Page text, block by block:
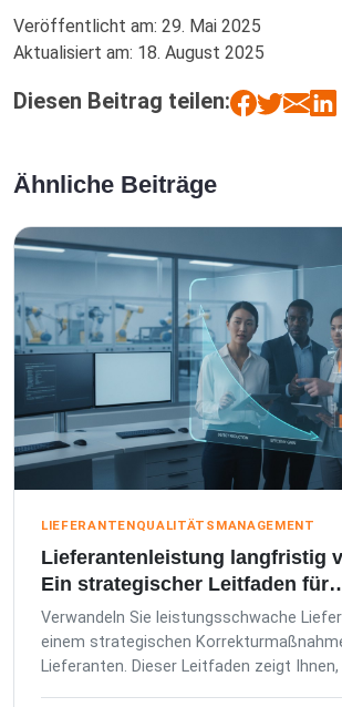
Veröffentlicht am: 29. Mai 2025
Aktualisiert am: 18. August 2025
Diesen Beitrag teilen:
Ähnliche Beiträge
LIEFERANTENQUALITÄTSMANAGEMENT
Lieferantenleistung langfristig
Ein strategischer Leitfaden für
Korrekturmaßnahmenpläne
Verwandeln Sie leistungsschwache
einem strategischen
Lieferanten. Dieser Leitfaden zeigt